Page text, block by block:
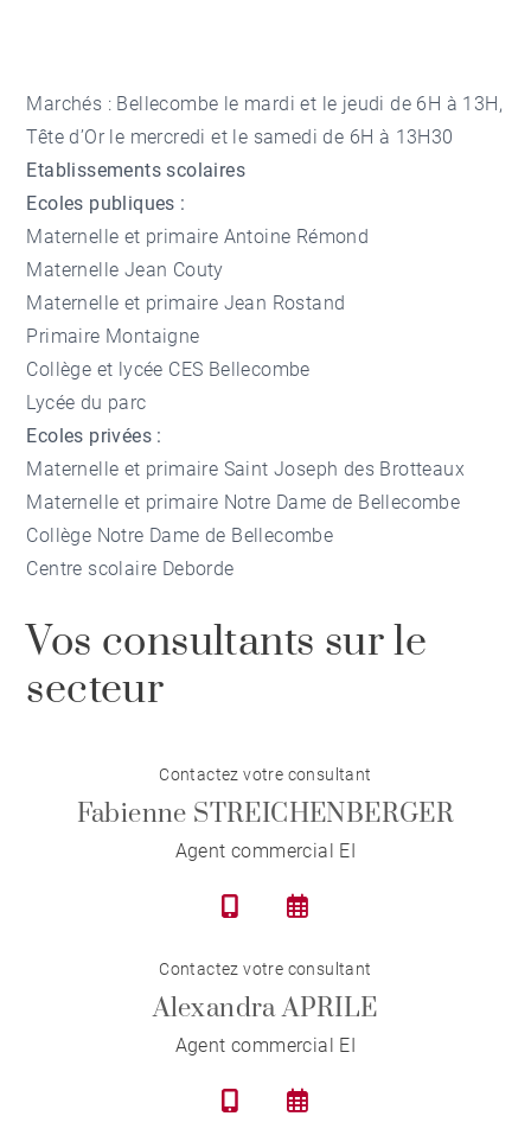
Marchés : Bellecombe le mardi et le jeudi de 6H à 13H,
Tête d’Or le mercredi et le samedi de 6H à 13H30
Etablissements scolaires
Ecoles publiques :
Maternelle et primaire Antoine Rémond
Maternelle Jean Couty
Maternelle et primaire Jean Rostand
Primaire Montaigne
Collège et lycée CES Bellecombe
Lycée du parc
Ecoles privées :
Maternelle et primaire Saint Joseph des Brotteaux
Maternelle et primaire Notre Dame de Bellecombe
Collège Notre Dame de Bellecombe
Centre scolaire Deborde
Vos consultants sur le
secteur
Contactez votre consultant
Fabienne STREICHENBERGER
Agent commercial EI
Contactez votre consultant
Alexandra APRILE
Agent commercial EI